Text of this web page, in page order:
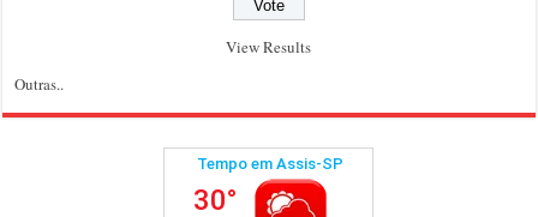
View Results
Outras..